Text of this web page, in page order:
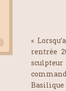
«
rentrée